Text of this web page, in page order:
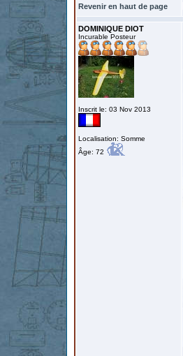
Revenir en haut de page
DOMINIQUE DIOT
Incurable Posteur
Inscrit le: 03 Nov 2013
Localisation: Somme
Âge: 72